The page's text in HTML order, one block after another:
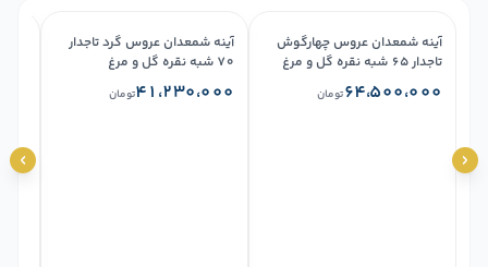
آینه شمعدان عروس چهارگوش
تاجدار ۶۵ شبه نقره گل و مرغ
۶۴،۵۰۰،۰۰۰تومان
آینه شمعدان عروس گرد تاجدار
۷۰ شبه نقره گل و مرغ
۴۱،۲۳۰،۰۰۰تومان